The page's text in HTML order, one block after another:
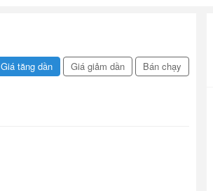
Giá tăng dần Giá giảm dần Bán chạy